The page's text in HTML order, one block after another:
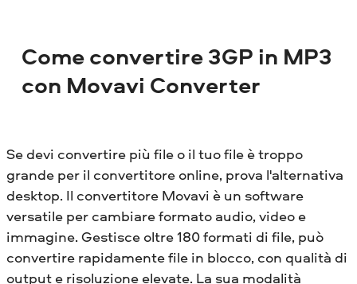
Come convertire 3GP in MP3
con Movavi Converter
Se devi convertire più file o il tuo file è troppo
grande per il convertitore online, prova l'alternativa
desktop. Il convertitore Movavi è un software
versatile per cambiare formato audio, video e
immagine. Gestisce oltre 180 formati di file, può
convertire rapidamente file in blocco, con qualità di
output e risoluzione elevate. La sua modalità